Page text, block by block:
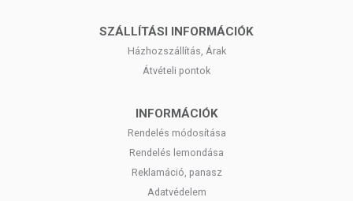
SZÁLLÍTÁSI INFORMÁCIÓK
Házhozszállítás, Árak
Átvételi pontok
INFORMÁCIÓK
Rendelés módosítása
Rendelés lemondása
Reklamáció, panasz
Adatvédelem